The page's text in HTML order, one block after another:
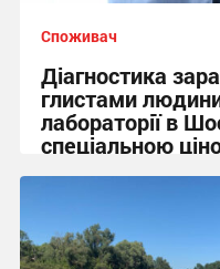
Споживач
Діагностика
глистами
лабораторії в
спеціальною